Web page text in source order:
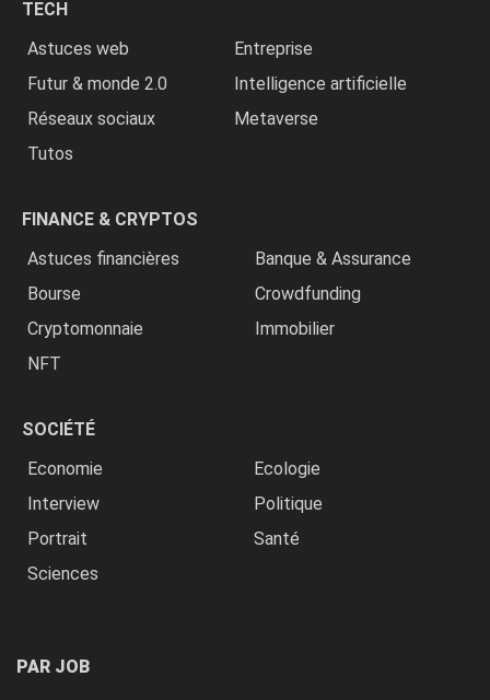
TECH
Astuces web
Entreprise
Futur & monde 2.0
Intelligence artificielle
Réseaux sociaux
Metaverse
Tutos
FINANCE & CRYPTOS
Astuces financières
Banque & Assurance
Bourse
Crowdfunding
Cryptomonnaie
Immobilier
NFT
SOCIÉTÉ
Economie
Ecologie
Interview
Politique
Portrait
Santé
Sciences
PAR JOB